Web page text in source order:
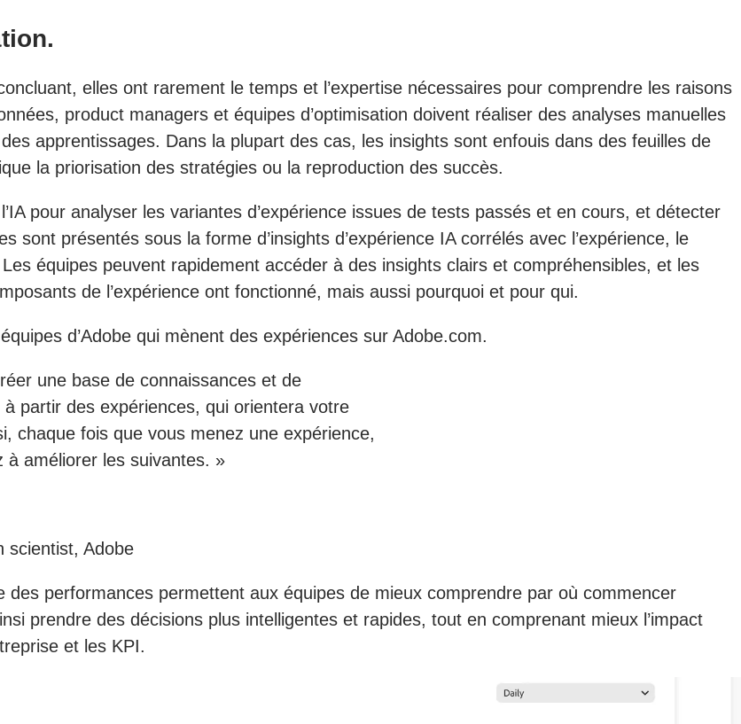
elles ont rarement le temps et l’expertise nécessaires pour comprendre les raisons
product managers et équipes d’optimisation doivent réaliser des analyses manuelles
apprentissages. Dans la plupart des cas, les insights sont enfouis dans des feuilles de
la priorisation des stratégies ou la reproduction des succès.
pour analyser les variantes d’expérience issues de tests passés et en cours, et détecter
sont présentés sous la forme d’insights d’expérience IA corrélés avec l’expérience, le
équipes peuvent rapidement accéder à des insights clairs et compréhensibles, et les
de l’expérience ont fonctionné, mais aussi pourquoi et pour qui.
d’Adobe qui mènent des expériences sur Adobe.com.
une base de connaissances et de
partir des expériences, qui orientera votre
chaque fois que vous menez une expérience,
à améliorer les suivantes. »
scientist, Adobe
performances permettent aux équipes de mieux comprendre par où commencer
prendre des décisions plus intelligentes et rapides, tout en comprenant mieux l’impact
et les KPI.